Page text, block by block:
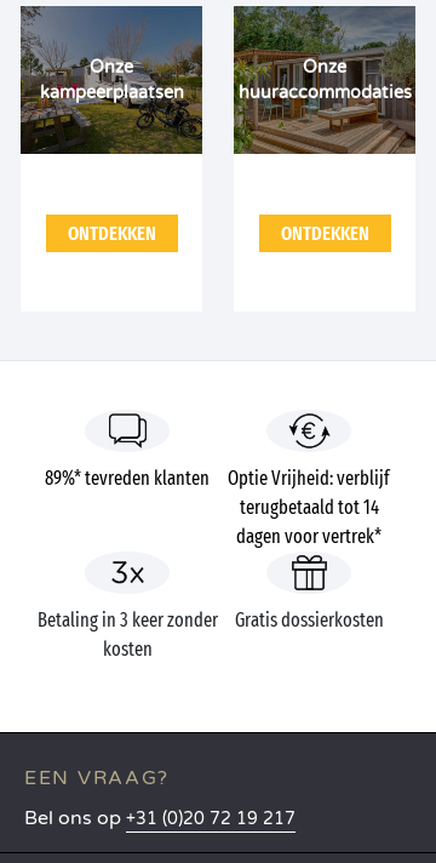
Onze
kampeerplaatsen
ONTDEKKEN
Onze
huuraccommodaties
ONTDEKKEN
89%* tevreden klanten
Optie Vrijheid: verblijf
terugbetaald tot 14
dagen voor vertrek*
Betaling in 3 keer zonder
kosten
Gratis dossierkosten
EEN VRAAG?
Bel ons op +31 (0)20 72 19 217